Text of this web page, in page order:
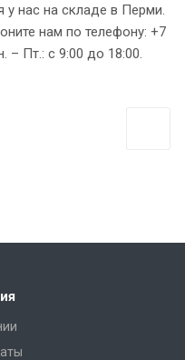
у нас на складе в Перми.
нам по телефону: +7
– Пт.: с 9:00 до 18:00.